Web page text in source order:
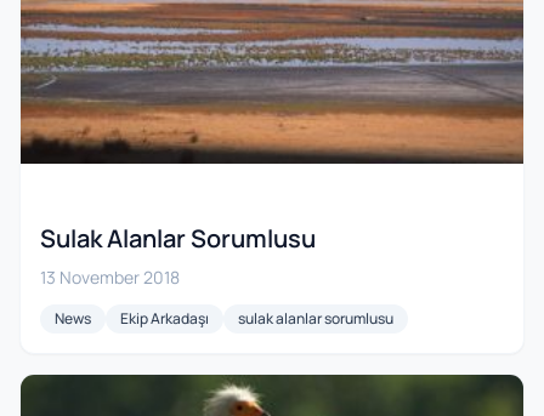
Sulak Alanlar Sorumlusu
13 November 2018
News Ekip Arkadaşı sulak alanlar sorumlusu